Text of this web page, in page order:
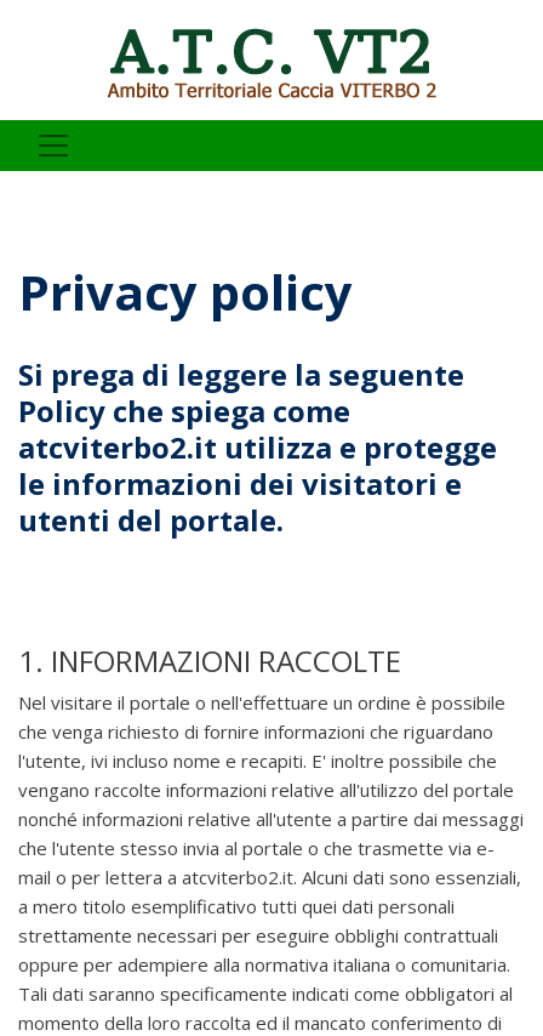
Privacy policy
Si prega di leggere la seguente
Policy che spiega come
atcviterbo2.it utilizza e protegge
le informazioni dei visitatori e
utenti del portale.
1. INFORMAZIONI RACCOLTE
Nel visitare il portale o nell'effettuare un ordine è possibile
che venga richiesto di fornire informazioni che riguardano
l'utente, ivi incluso nome e recapiti. E' inoltre possibile che
vengano raccolte informazioni relative all'utilizzo del portale
nonché informazioni relative all'utente a partire dai messaggi
che l'utente stesso invia al portale o che trasmette via e-
mail o per lettera a atcviterbo2.it. Alcuni dati sono essenziali,
a mero titolo esemplificativo tutti quei dati personali
strettamente necessari per eseguire obblighi contrattuali
oppure per adempiere alla normativa italiana o comunitaria.
Tali dati saranno specificamente indicati come obbligatori al
momento della loro raccolta ed il mancato conferimento di